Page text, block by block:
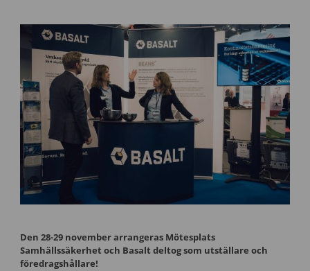
Den 28-29 november arrangeras Mötesplats
Samhällssäkerhet och Basalt deltog som utställare och
föredragshållare!